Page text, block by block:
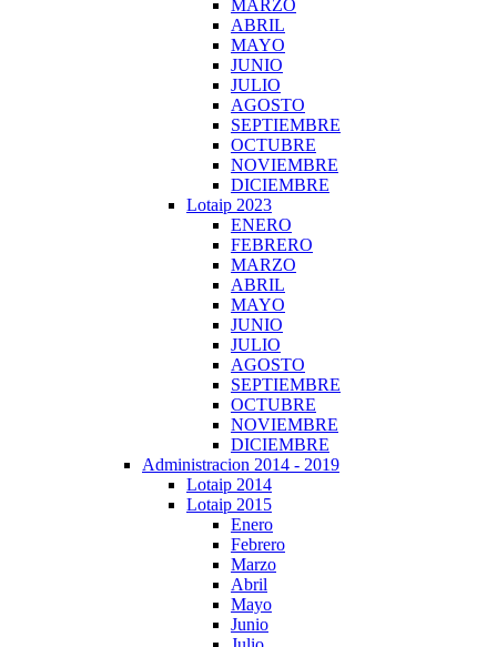
MARZO
ABRIL
MAYO
JUNIO
JULIO
AGOSTO
SEPTIEMBRE
OCTUBRE
NOVIEMBRE
DICIEMBRE
Lotaip 2023
ENERO
FEBRERO
MARZO
ABRIL
MAYO
JUNIO
JULIO
AGOSTO
SEPTIEMBRE
OCTUBRE
NOVIEMBRE
DICIEMBRE
Administracion 2014 - 2019
Lotaip 2014
Lotaip 2015
Enero
Febrero
Marzo
Abril
Mayo
Junio